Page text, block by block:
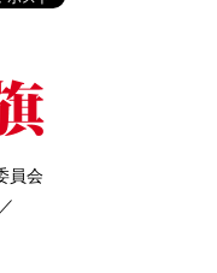
員会
／